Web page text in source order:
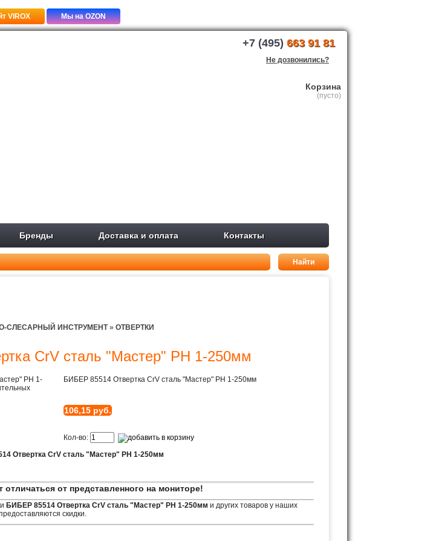
VIROX Мы на OZON
+7 (495) 663 91 81
Не дозвонились?
Корзина
(пусто)
Бренды Доставка и оплата Контакты
СЛЕСАРНЫЙ ИНСТРУМЕНТ» ОТВЕРТКИ
CrV сталь "Мастер" PH 1-250мм
БИБЕР 85514 Отвертка CrV сталь "Мастер" PH 1-250мм
106,15 руб.
Кол-во:
Отвертка CrV сталь "Мастер" PH 1-250мм
от представленного на мониторе!
БИБЕР 85514 Отвертка CrV сталь "Мастер" PH 1-250мм и других товаров у наших
скидки.